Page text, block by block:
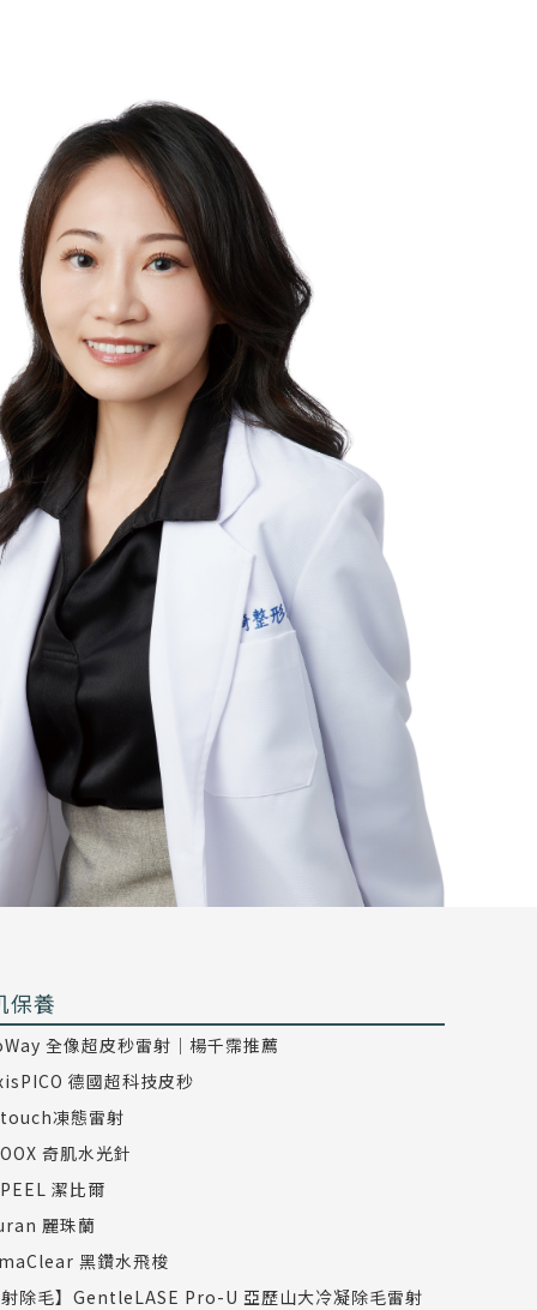
保養
全像超皮秒雷射｜楊千霈推薦
德國超科技皮秒
凍態雷射
奇肌水光針
潔比爾
麗珠蘭
黑鑽水飛梭
除毛】GentleLASE Pro-U 亞歷山大冷凝除毛雷射